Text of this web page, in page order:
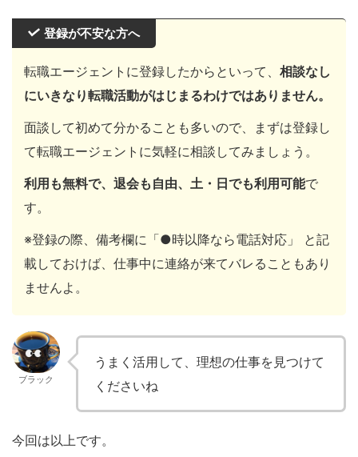
登録が不安な方へ
転職エージェントに登録したからといって、 相談なし
にいきなり転職活動がはじまるわけではありません。
面談して初めて分かることも多いので、まずは登録し
て転職エージェントに気軽に相談してみましょう。
利用も無料で、退会も自由、土・日でも利用可能で
す。
※登録の際、備考欄に「●時以降なら電話対応」 と記
載しておけば、仕事中に連絡が来てバレることもあり
ませんよ。
ブラック
うまく活用して、理想の仕事を見つけて
くださいね
今回は以上です。